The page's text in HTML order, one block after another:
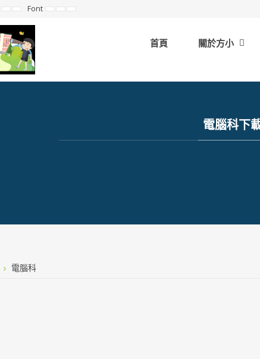
FixedWideFont SetSetSet
首頁 關於方小
電腦科下
電腦科